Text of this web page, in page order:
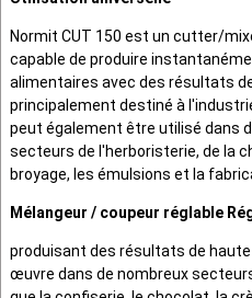
Normit CUT 150 est un cutter/
capable de produire
alimentaires avec des résultats
principalement destiné à
peut également être utilisé dans
secteurs de l'herboristerie, de la
broyage, les émulsions et la
Mélangeur / coupeur réglable
produisant des résultats de
œuvre dans de nombreux